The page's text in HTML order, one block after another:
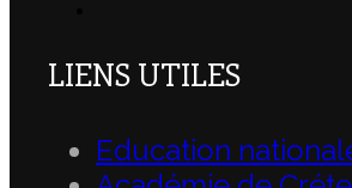
LIENS UTILES
Education